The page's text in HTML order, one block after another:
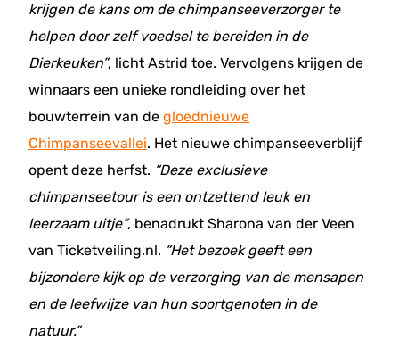
krijgen de kans om de chimpanseeverzorger te
helpen door zelf voedsel te bereiden in de
Dierkeuken”, licht Astrid toe. Vervolgens krijgen de
winnaars een unieke rondleiding over het
bouwterrein van de gloednieuwe
Chimpanseevallei. Het nieuwe chimpanseeverblijf
opent deze herfst. “Deze exclusieve
chimpanseetour is een ontzettend leuk en
leerzaam uitje”, benadrukt Sharona van der Veen
van Ticketveiling.nl. “Het bezoek geeft een
bijzondere kijk op de verzorging van de mensapen
en de leefwijze van hun soortgenoten in de
natuur.”